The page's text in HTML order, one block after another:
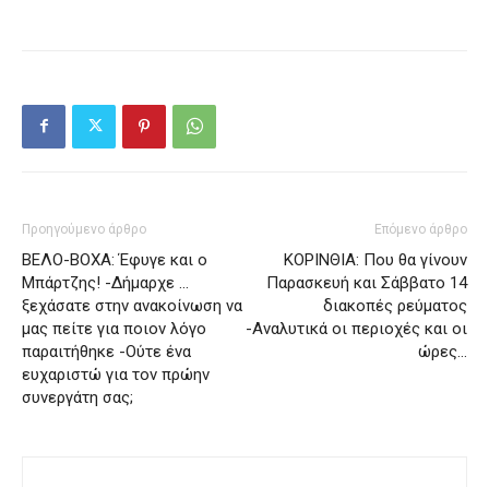
Προηγούμενο άρθρο
ΒΕΛΟ-ΒΟΧΑ: Έφυγε και ο
Μπάρτζης! -Δήμαρχε …
ξεχάσατε στην ανακοίνωση να
μας πείτε για ποιον λόγο
παραιτήθηκε -Ούτε ένα
ευχαριστώ για τον πρώην
συνεργάτη σας;
Επόμενο άρθρο
ΚΟΡΙΝΘΙΑ: Που θα γίνουν
Παρασκευή και Σάββατο 14
διακοπές ρεύματος
-Αναλυτικά οι περιοχές και οι
ώρες…